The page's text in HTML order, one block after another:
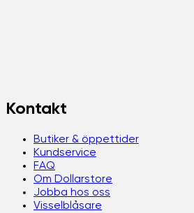
Kontakt
Butiker & öppettider
Kundservice
FAQ
Om Dollarstore
Jobba hos oss
Visselblåsare